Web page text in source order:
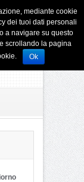
mediante cookie
dei tuoi dati personali
a navigare su questo
scrollando la pagina
Ok